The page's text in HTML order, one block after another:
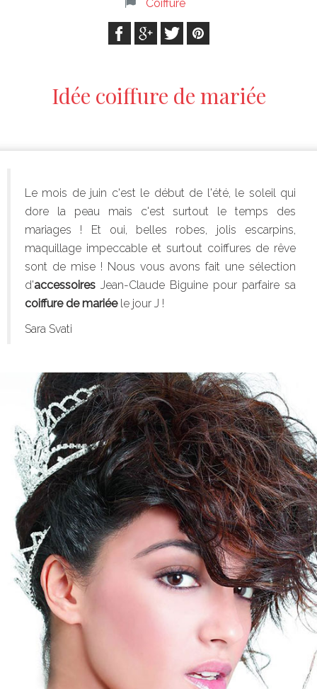
Coiffure
Idée coiffure de mariée
Le mois de juin c'est le début de l'été, le soleil qui
dore la peau mais c'est surtout le temps des
mariages ! Et oui, belles robes, jolis escarpins,
maquillage impeccable et surtout coiffures de rêve
sont de mise ! Nous vous avons fait une sélection
d'accessoires Jean-Claude Biguine pour parfaire sa
coiffure de mariée le jour J !
Sara Svati